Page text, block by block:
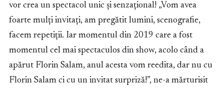
vor crea un spectacol unic și senzațional! „Vom avea
foarte mulți invitați, am pregătit lumini, scenografie,
facem repetiții. Iar momentul din 2019 care a fost
momentul cel mai spectaculos din show, acolo când a
apărut Florin Salam, anul acesta vom reedita, dar nu cu
Florin Salam ci cu un invitat surpriză!”, ne-a mărturisit